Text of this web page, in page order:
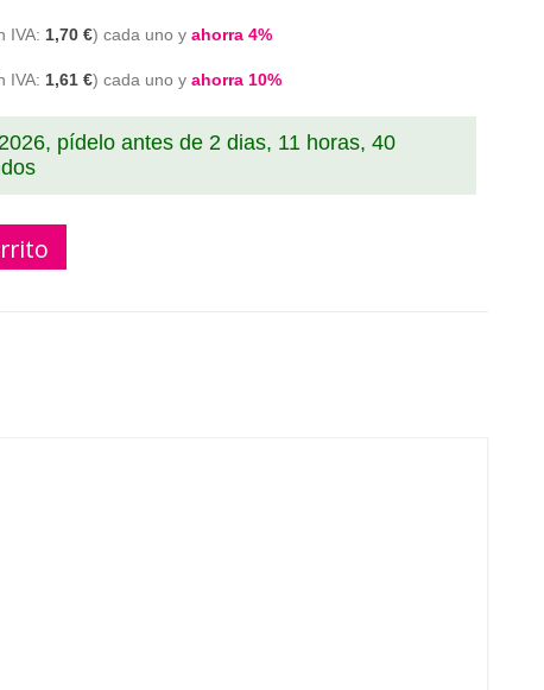
1,70 € cada uno y ahorra 4%
1,61 € cada uno y ahorra 10%
pídelo antes de 2 dias, 11 horas, 40